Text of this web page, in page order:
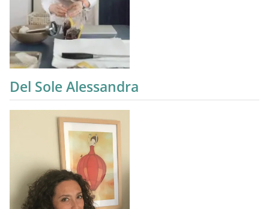
Del Sole Alessandra